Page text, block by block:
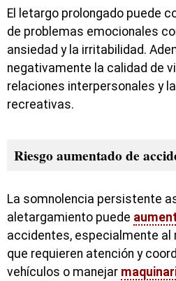
El letargo prolongado puede
de problemas emocionales
ansiedad y la irritabilidad.
negativamente la calidad de
relaciones interpersonales y
recreativas.
Riesgo aumentado de
La somnolencia persistente
aletargamiento puede
accidentes, especialmente al
que requieren atención y
vehículos o manejar